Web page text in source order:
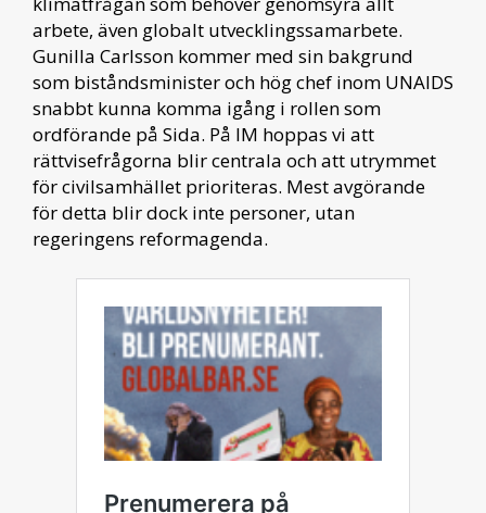
arbete, även globalt utvecklingssamarbete.
Gunilla Carlsson kommer med sin bakgrund
som biståndsminister och hög chef inom UNAIDS
snabbt kunna komma igång i rollen som
ordförande på Sida. På IM hoppas vi att
rättvisefrågorna blir centrala och att utrymmet
för civilsamhället prioriteras. Mest avgörande
för detta blir dock inte personer, utan
regeringens reformagenda.